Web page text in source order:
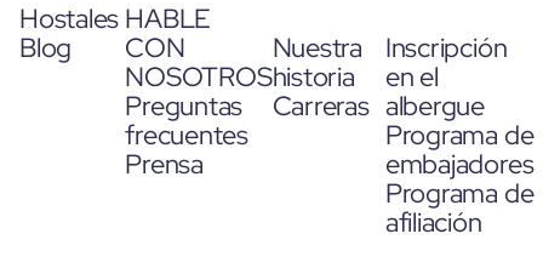
Hostales
Blog
HABLE
CON
NOSOTROS
Preguntas
frecuentes
Prensa
Nuestra
historia
Carreras
Inscripción
en el
albergue
Programa de
embajadores
Programa de
afiliación